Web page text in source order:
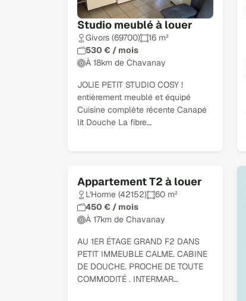
Studio meublé à louer
Givors (69700)
16 m²
530 € / mois
À 18km de Chavanay
JOLIE PETIT STUDIO COSY !
entièrement meublé et équipé
Cuisine complète récente Canapé
lit Douche La fibre…
Appartement T2 à louer
L'Horme (42152)
60 m²
450 € / mois
À 17km de Chavanay
AU 1ER ÉTAGE GRAND F2 DANS
PETIT IMMEUBLE CALME. CABINE
DE DOUCHE. PROCHE DE TOUTE
COMMODITÉ . INTERMAR…